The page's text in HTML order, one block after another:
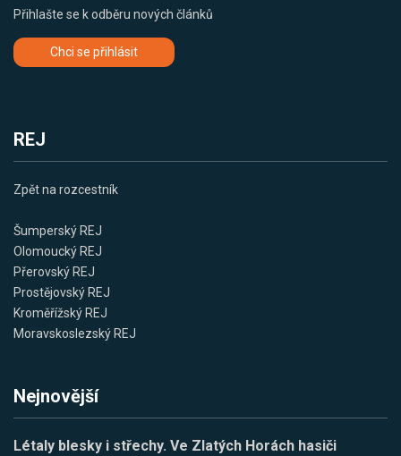
Přihlašte se k odběru nových článků
Chci se přihlásit
REJ
Zpět na rozcestník
Šumperský REJ
Olomoucký REJ
Přerovský REJ
Prostějovský REJ
Kroměřížský REJ
Moravskoslezský REJ
Nejnovější
Létaly blesky i střechy. Ve Zlatých Horách hasiči